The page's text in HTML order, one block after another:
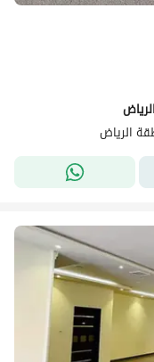
الرياض